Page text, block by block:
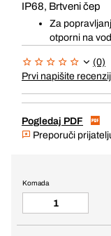
IP68, Brtveni čep
Za
otporni na
(0)
Prvi napišite
Pogledaj PDF
Preporuči
Komada